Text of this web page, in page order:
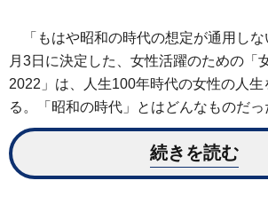
「もはや昭和の時代の想定が通用し
月3日に決定した、女性活躍のための「
2022」は、人生100年時代の女性の人生
る。「昭和の時代」とはどんなものだ
続きを読む